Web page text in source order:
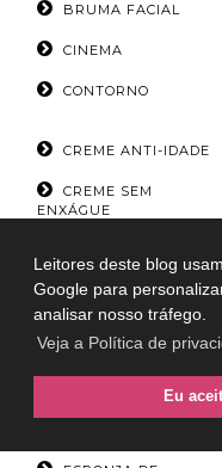
Leitores deste blog
Google para
analisar nosso tráfego.
Veja a Política de
Eu
BRUMA FACIAL
CINEMA
CONTORNO
CREME ANTI-IDADE
CREME SEM
ENXÁGUE
CAPILAR
ESCOVAS DE